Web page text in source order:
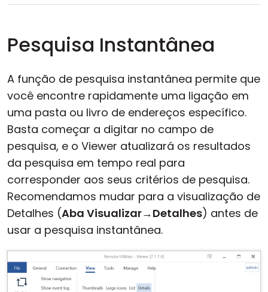
Pesquisa Instantânea
A função de pesquisa instantânea permite que
você encontre rapidamente uma ligação em
uma pasta ou livro de endereços específico.
Basta começar a digitar no campo de
pesquisa, e o Viewer atualizará os resultados
da pesquisa em tempo real para
corresponder aos seus critérios de pesquisa.
Recomendamos mudar para a visualização de
Detalhes (Aba Visualizar→Detalhes) antes de
usar a pesquisa instantânea.